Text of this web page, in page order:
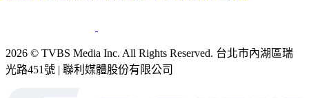
2026 © TVBS Media Inc. All Rights Reserved. 台北市內湖區瑞
光路451號 | 聯利媒體股份有限公司